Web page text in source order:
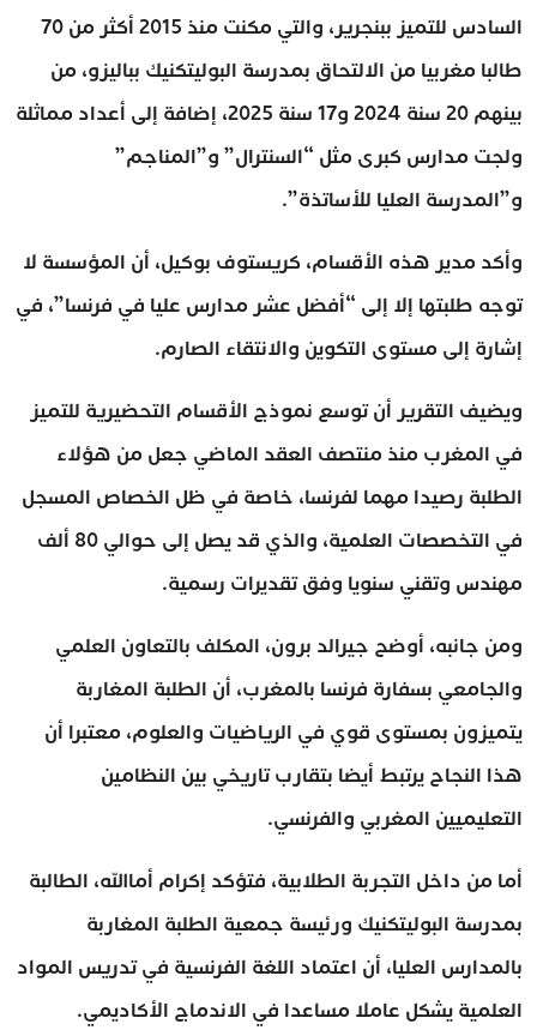
السادس للتميز ببنجرير، والتي مكنت منذ 2015 أكثر من 70
طالبا مغربيا من الالتحاق بمدرسة البوليتكنيك بباليزو، من
بينهم 20 سنة 2024 و17 سنة 2025، إضافة إلى أعداد مماثلة
ولجت مدارس كبرى مثل “السنترال” و”المناجم”
و”المدرسة العليا للأساتذة”.
وأكد مدير هذه الأقسام، كريستوف بوكيل، أن المؤسسة لا
توجه طلبتها إلا إلى “أفضل عشر مدارس عليا في فرنسا”، في
إشارة إلى مستوى التكوين والانتقاء الصارم.
ويضيف التقرير أن توسع نموذج الأقسام التحضيرية للتميز
في المغرب منذ منتصف العقد الماضي جعل من هؤلاء
الطلبة رصيدا مهما لفرنسا، خاصة في ظل الخصاص المسجل
في التخصصات العلمية، والذي قد يصل إلى حوالي 80 ألف
مهندس وتقني سنويا وفق تقديرات رسمية.
ومن جانبه، أوضح جيرالد برون، المكلف بالتعاون العلمي
والجامعي بسفارة فرنسا بالمغرب، أن الطلبة المغاربة
يتميزون بمستوى قوي في الرياضيات والعلوم، معتبرا أن
هذا النجاح يرتبط أيضا بتقارب تاريخي بين النظامين
التعليميين المغربي والفرنسي.
أما من داخل التجربة الطلابية، فتؤكد إكرام أماالله، الطالبة
بمدرسة البوليتكنيك ورئيسة جمعية الطلبة المغاربة
بالمدارس العليا، أن اعتماد اللغة الفرنسية في تدريس المواد
العلمية يشكل عاملا مساعدا في الاندماج الأكاديمي.